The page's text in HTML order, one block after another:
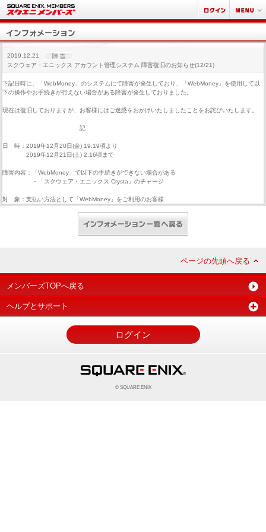
2019.12.21
スクウェア・エニックス アカウント管理システム 障害復旧のお知らせ(12/21)
下記日時に、「WebMoney」のシステムにて障害が発生しており、「WebMoney」を使用して以
下の操作やお手続きが行えない場合がある障害が発生しておりました。
現在は復旧しておりますが、お客様にはご迷惑をおかけいたしましたことをお詫びいたします。
記
日 時：2019年12月20日(金) 19:19頃より
2019年12月21日(土) 2:16頃まで
障害内容：「WebMoney」で以下の手続きができない場合がある
・「スクウェア・エニックス Crysta」のチャージ
対 象：支払い方法として「WebMoney」をご利用のお客様
ページの先頭へ戻る
メンバーズTOPへ戻る
ヘルプとサポート
ログイン
© SQUARE ENIX